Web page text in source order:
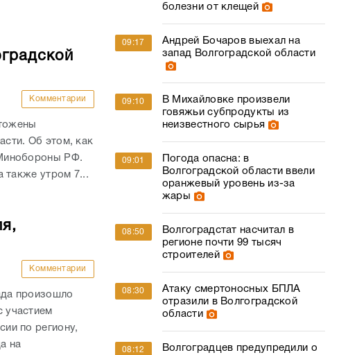
Комментарии
Об этом, как
РФ.
также утром 7...
Комментарии
произошло
участием
по региону,
на
болезни от клещей
09:17
Андрей Бочаров выехал на
запад Волгоградской области
09:10
В Михайловке произвели
говяжьи субпродукты из
неизвестного сырья
09:01
Погода опасна: в
Волгоградской области ввели
оранжевый уровень из-за
жары
08:50
Волгоградстат насчитал в
регионе почти 99 тысяч
строителей
08:30
Атаку смертоносных БПЛА
отразили в Волгоградской
области
08:12
Волгоградцев предупредили о